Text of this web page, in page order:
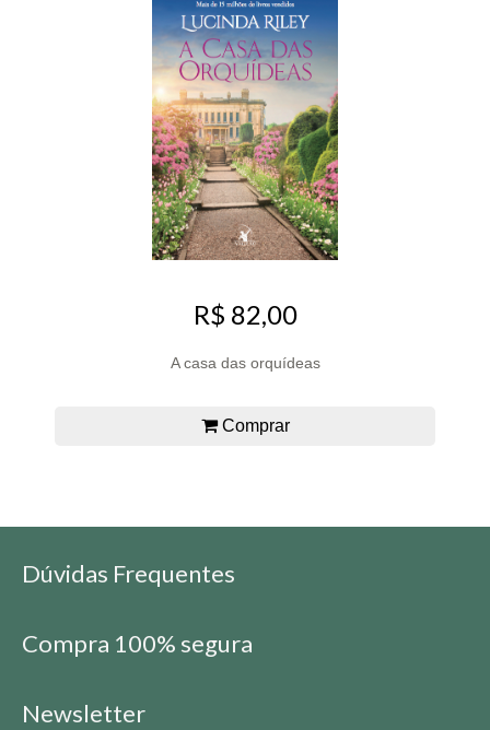
R$ 82,00
A casa das orquídeas
Comprar
Dúvidas Frequentes
Compra 100% segura
Newsletter